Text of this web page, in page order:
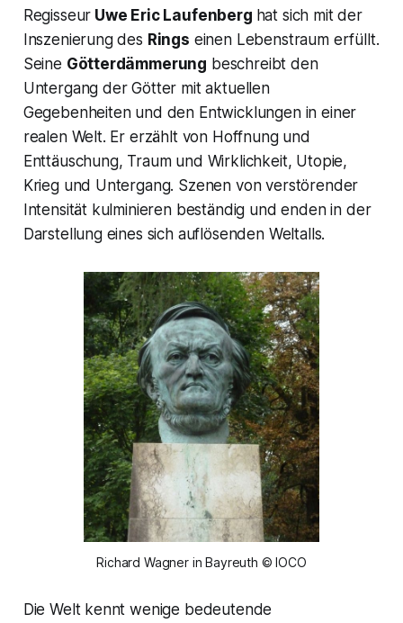
Regisseur Uwe Eric Laufenberg hat sich mit der
Inszenierung des Rings einen Lebenstraum erfüllt.
Seine Götterdämmerung beschreibt den
Untergang der Götter mit aktuellen
Gegebenheiten und den Entwicklungen in einer
realen Welt. Er erzählt von Hoffnung und
Enttäuschung, Traum und Wirklichkeit, Utopie,
Krieg und Untergang. Szenen von verstörender
Intensität kulminieren beständig und enden in der
Darstellung eines sich auflösenden Weltalls.
Richard Wagner in Bayreuth © IOCO
Die Welt kennt wenige bedeutende